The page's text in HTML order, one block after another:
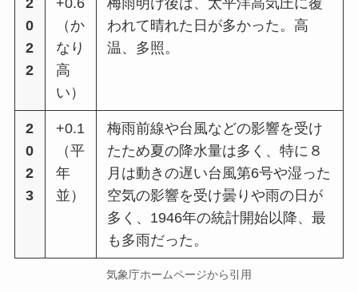
0
2
2
（か
なり
⾼
い）
われて晴れた⽇が多かった。⾼
温、多照。
2
0
2
3
+0.1
（平
年
並）
梅雨前線や台風などの影響を受け
たため夏の降水量は多く、特に８
月は動きの遅い台風第6号や湿った
空気の影響を受け曇りや雨の日が
多く、1946年の統計開始以降、最
も多雨だった。
気象庁ホームページから引用